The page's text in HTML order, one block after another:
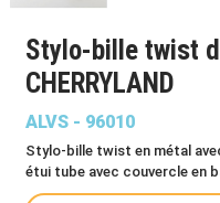
Stylo-bille twist
CHERRYLAND
ALVS - 96010
Stylo-bille twist en métal
étui tube avec couvercle en